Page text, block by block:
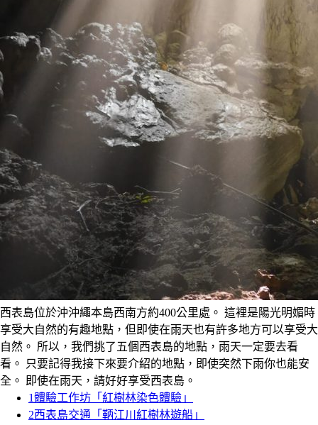
西表島位於沖沖繩本島西南方約400公里處。 這裡是陽光明媚時
享受大自然的有趣地點，但即使在雨天也有許多地方可以享受大
自然。 所以，我們挑了五個西表島的地點，雨天一定要去看
看。 只要記得我接下來要介紹的地點，即使突然下雨你也能安
全。 即使在雨天，請好好享受西表島。
1體驗工作坊「紅樹林染色體驗」
2西表島交通「鞆江川紅樹林遊船」